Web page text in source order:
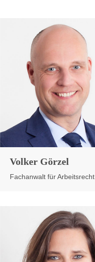
Volker Görzel
Fachanwalt für Arbeitsrecht